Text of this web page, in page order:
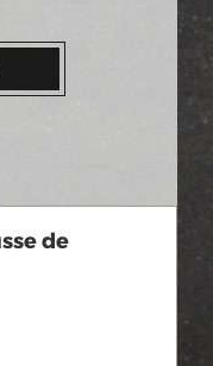
de